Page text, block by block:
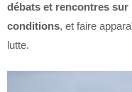
débats et rencontres sur
conditions, et faire
lutte.